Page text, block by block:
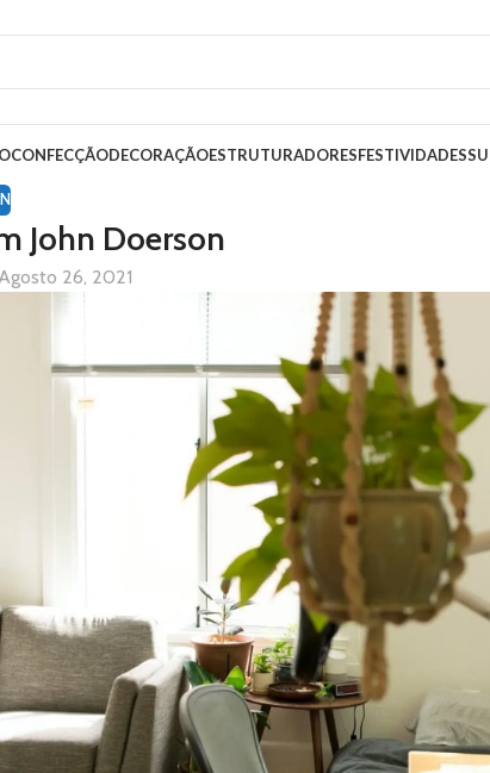
CONFECÇÃODECORAÇÃOESTRUTURADORESFESTIVIDADES
John Doerson
26, 2021